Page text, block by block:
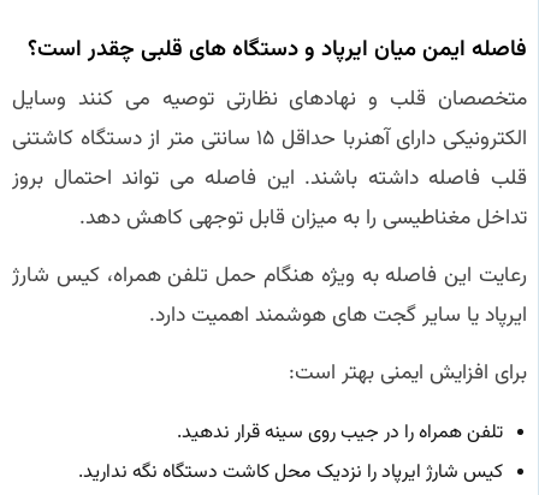
فاصله ایمن میان ایرپاد و دستگاه های قلبی چقدر است؟
متخصصان قلب و نهادهای نظارتی توصیه می کنند وسایل
الکترونیکی دارای آهنربا حداقل ۱۵ سانتی متر از دستگاه کاشتنی
قلب فاصله داشته باشند. این فاصله می تواند احتمال بروز
تداخل مغناطیسی را به میزان قابل توجهی کاهش دهد.
رعایت این فاصله به ویژه هنگام حمل تلفن همراه، کیس شارژ
ایرپاد یا سایر گجت های هوشمند اهمیت دارد.
برای افزایش ایمنی بهتر است:
تلفن همراه را در جیب روی سینه قرار ندهید.
کیس شارژ ایرپاد را نزدیک محل کاشت دستگاه نگه ندارید.